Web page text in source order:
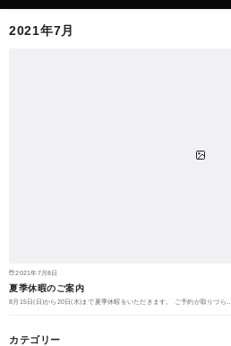
2021年7月
2021年7月8日
夏季休暇のご案内
8月15日(日)から20日(木)まで夏季休暇をいただきます。 ご予約が取りづら…
カテゴリー